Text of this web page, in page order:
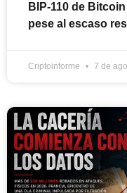
BIP-110 de
pese al escaso
Criptoinforme 7 de